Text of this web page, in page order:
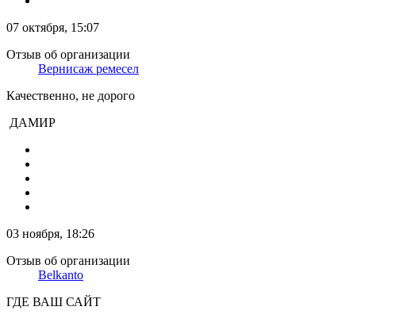
07 октября, 15:07
Отзыв об организации
Вернисаж ремесел
Качественно, не дорого
ДАМИР
03 ноября, 18:26
Отзыв об организации
Belkanto
ГДЕ ВАШ САЙТ